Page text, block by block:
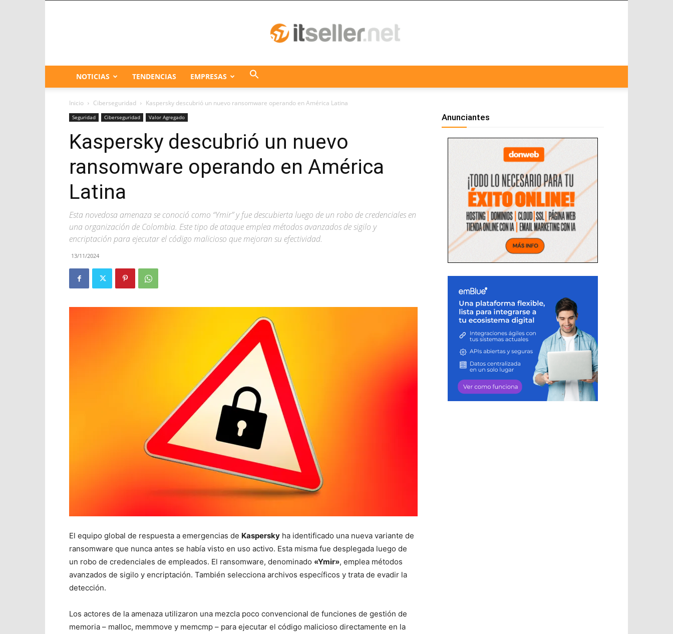
Centroamérica
NOTICIAS TENDENCIAS EMPRESAS
Inicio Ciberseguridad Kaspersky descubrió un nuevo ransomware operando en América Latina
Seguridad Ciberseguridad Valor Agregado
Kaspersky descubrió un nuevo
ransomware operando en América
Latina
Esta novedosa amenaza se conoció como “Ymir” y fue descubierta luego de un robo de credenciales en
una organización de Colombia. Este tipo de ataque emplea métodos avanzados de sigilo y
encriptación para ejecutar el código malicioso que mejoran su efectividad.
13/11/2024
El equipo global de respuesta a emergencias de Kaspersky ha identificado una nueva variante de
ransomware que nunca antes se había visto en uso activo. Esta misma fue desplegada luego de
un robo de credenciales de empleados. El ransomware, denominado «Ymir», emplea métodos
avanzados de sigilo y encriptación. También selecciona archivos específicos y trata de evadir la
detección.
Los actores de la amenaza utilizaron una mezcla poco convencional de funciones de gestión de
memoria – malloc, memmove y memcmp – para ejecutar el código malicioso directamente en la
Anunciantes